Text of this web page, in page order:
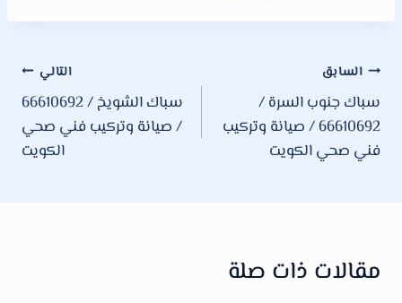
تصفّح
المقالات
السابق
سباك جنوب السرة /
66610692 / صيانة وتركيب
فني صحي الكويت
التالي
سباك الشويخ / 66610692
/ صيانة وتركيب فني صحي
الكويت
مقالات ذات صلة